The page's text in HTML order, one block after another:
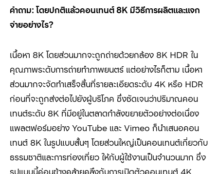
คำถาม: โดยปกติแล้วคอนเทนต์8K มีวิธีการผลิตและแจก
จ่ายอย่างไร?
เนื้อหา 8Kโดยส่วนมากจะถูกถ่ายด้วยกล้อง 8K HDR ใน
คุณภาพระดับการถ่ายทำภาพยนตร์ แต่อย่างไรก็ตาม เนื้อหา
ส่วนมากจะจัดทำเสร็จสิ้นที่รายละเอียดระดับ 4K หรือ HDR
ก่อนที่จะถูกส่งต่อไปยังผู้บริโภค ซึ่งชัดเจนว่าปริมาณคอน
เทนต์ระดับ 8K ที่มีอยู่ในตลาดกำลังขยายตัวอย่างต่อเนื่อง
แพลตฟอร์มอย่าง YouTube และ Vimeo ก็นำเสนอคอน
เทนต์ 8K ในรูปแบบสั้นๆ โดยส่วนใหญ่เป็นคอนเทนต์เกี่ยวกับ
ธรรมชาติและการท่องเที่ยว ให้กับผู้ใช้งานเป็นจำนวนมาก ซึ่ง
รูปแบบนี้ค่อนข้างคล้ายคลึงกับการเปิดตัวคอนเทนต์ 4K